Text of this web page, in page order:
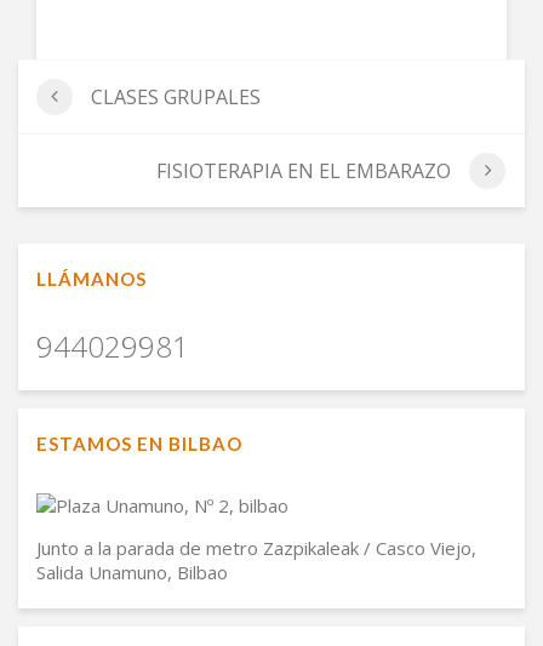
CLASES GRUPALES
FISIOTERAPIA EN EL EMBARAZO
LLÁMANOS
944029981
ESTAMOS EN BILBAO
Junto a la parada de metro Zazpikaleak / Casco Viejo,
Salida Unamuno, Bilbao